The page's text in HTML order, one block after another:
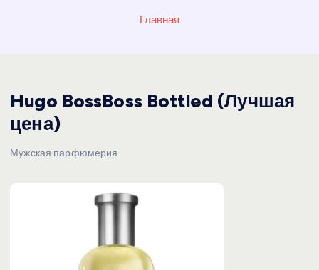
Главная
Hugo BossBoss Bottled (Лучшая
цена)
Мужская парфюмерия